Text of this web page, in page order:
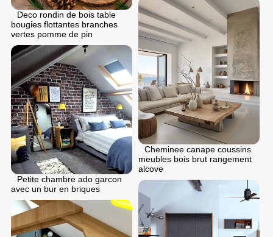
Deco rondin de bois table
bougies flottantes branches
vertes pomme de pin
Cheminee canape coussins
meubles bois brut rangement
alcove
Petite chambre ado garcon
avec un bur en briques